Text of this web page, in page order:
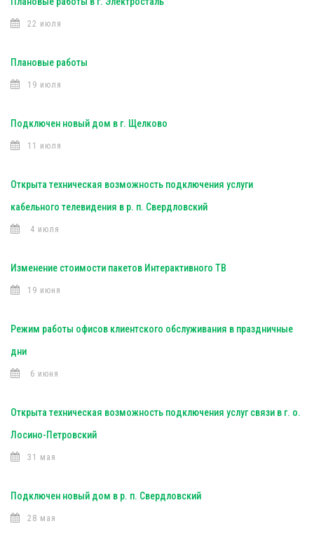
22 июля
Плановые работы
19 июля
Подключен новый дом в г. Щелково
11 июля
Открыта техническая возможность подключения услуги
кабельного телевидения в р. п. Свердловский
4 июля
Изменение стоимости пакетов Интерактивного ТВ
19 июня
Режим работы офисов клиентского обслуживания в праздничные
дни
6 июня
Открыта техническая возможность подключения услуг связи в г. о.
Лосино-Петровский
31 мая
Подключен новый дом в р. п. Свердловский
28 мая